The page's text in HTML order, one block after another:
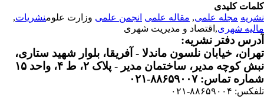
کلیدی
مجله علمی, مقاله علمی انجمن علمیوزارت علومنشریات,
شهری ,اقتصاد و مدیریت شهری
دفتر نشریه:
خیابان نلسون ماندلا - آفریقا، بلوار شهید ستاری،
کوچه مدیر، ساختمان مدیر - پلاک ۲، ط ۴، واحد ۱۵
تماس: ۸۸۶۵۹۰۰۷-۰۲۱
۸۸۶۵۹۰۰۴-۰۲۱